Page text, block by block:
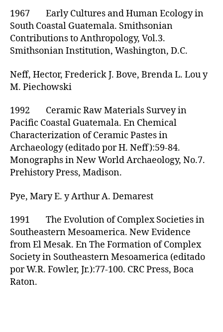
1967 Early Cultures and Human Ecology in
South Coastal Guatemala. Smithsonian
Contributions to Anthropology, Vol.3.
Smithsonian Institution, Washington, D.C.
Neff, Hector, Frederick J. Bove, Brenda L. Lou y
M. Piechowski
1992 Ceramic Raw Materials Survey in
Pacific Coastal Guatemala. En Chemical
Characterization of Ceramic Pastes in
Archaeology (editado por H. Neff):59-84.
Monographs in New World Archaeology, No.7.
Prehistory Press, Madison.
Pye, Mary E. y Arthur A. Demarest
1991 The Evolution of Complex Societies in
Southeastern Mesoamerica. New Evidence
from El Mesak. En The Formation of Complex
Society in Southeastern Mesoamerica (editado
por W.R. Fowler, Jr.):77-100. CRC Press, Boca
Raton.